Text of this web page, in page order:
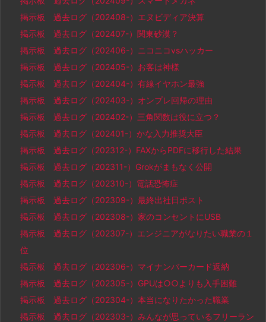
掲示板 過去ログ（202408-）エヌビディア決算
掲示板 過去ログ（202407-）関東砂漠？
掲示板 過去ログ（202406-）ニコニコvsハッカー
掲示板 過去ログ（202405-）お客は神様
掲示板 過去ログ（202404-）有線イヤホン最強
掲示板 過去ログ（202403-）オンプレ回帰の理由
掲示板 過去ログ（202402-）三角関数は役に立つ？
掲示板 過去ログ（202401-）かな入力推奨大臣
掲示板 過去ログ（202312-）FAXからPDFに移行した結果
掲示板 過去ログ（202311-）Grokがまもなく公開
掲示板 過去ログ（202310-）電話恐怖症
掲示板 過去ログ（202309-）最終出社日ポスト
掲示板 過去ログ（202308-）家のコンセントにUSB
掲示板 過去ログ（202307-）エンジニアがなりたい職業の１
位
掲示板 過去ログ（202306-）マイナンバーカード返納
掲示板 過去ログ（202305-）GPUは○○よりも入手困難
掲示板 過去ログ（202304-）本当になりたかった職業
掲示板 過去ログ（202303-）みんなが思っているフリーラン